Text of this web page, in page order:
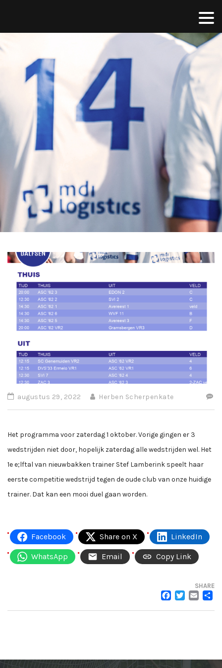
augustus 29, 2022 Herben Scherpenkate
Het programma voor zaterdag 1 oktober. Vorige gingen er 3
wedstrijden niet door, hopelijk zaterdag alle wedstrijden wel. Het
1e e;lftal van nieuwbakken trainer Stef Lamberink speelt haar
eerste competitie wedstrijd tegen de oude club van onze huidige
trainer. Dat kan een mooi duel gaan worden.
Facebook Share on X LinkedIn
WhatsApp Email Copy Link
SHARE